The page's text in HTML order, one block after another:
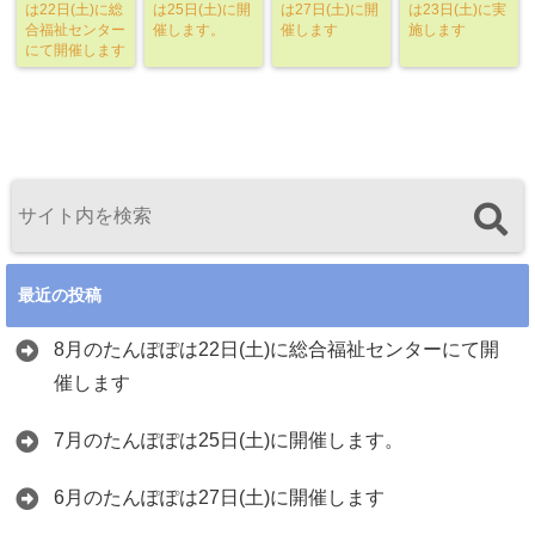
は22日(土)に総
合福祉センター
にて開催します
は25日(土)に開
催します。
は27日(土)に開
催します
は23日(土)に実
施します
最近の投稿
8月のたんぽぽは22日(土)に総合福祉センターにて開
催します
7月のたんぽぽは25日(土)に開催します。
6月のたんぽぽは27日(土)に開催します